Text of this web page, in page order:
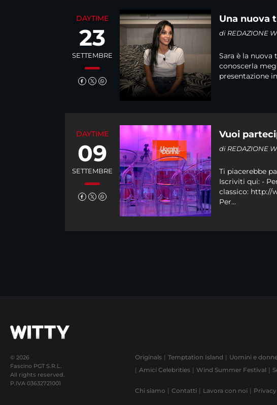
DAYTIME
23
SETTEMBRE
Una nuova
di REDAZIONE
Sara è la
conoscerla
presentazione
DAYTIME
09
SETTEMBRE
Vuoi
di REDAZIONE
Ti piacerebbe
Iscriviti qui: -
classico: http://
Per...
© 2026
Fascino PGT S.R.L.
All rights reserved.
P.IVA 03632721001
Originals Temptation Island Uomini e
Amici Celebrities
Wind Summer Festival
Chi siamo Contatti Lavora con noi Privacy